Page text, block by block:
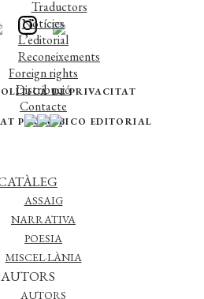
Traductors
Notícies
L’editorial
Reconeixements
Foreign rights
Distribució
Contacte
ASSAIG
NARRATIVA
POESIA
MISCEL·LÀNIA
AUTORS
AUTORS
CATÀLEG
DE PRIVACITAT
PERWÉBICO EDITORIAL